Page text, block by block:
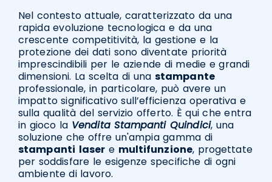
Nel contesto attuale, caratterizzato da una
rapida evoluzione tecnologica e da una
crescente competitività, la gestione e la
protezione dei dati sono diventate priorità
imprescindibili per le aziende di medie e grandi
dimensioni. La scelta di una stampante
professionale, in particolare, può avere un
impatto significativo sull’efficienza operativa e
sulla qualità del servizio offerto. È qui che entra
in gioco la Vendita Stampanti Quindici, una
soluzione che offre un'ampia gamma di
stampanti laser e multifunzione, progettate
per soddisfare le esigenze specifiche di ogni
ambiente di lavoro.